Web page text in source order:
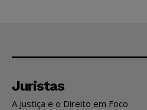
Juristas
A Justiça e o Direito em Foco